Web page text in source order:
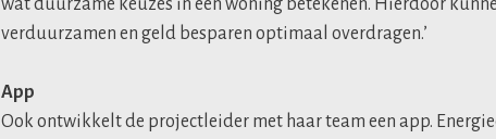
verduurzamen en geld besparen optimaal overdragen.’
App
Ook ontwikkelt de projectleider met haar team een app.